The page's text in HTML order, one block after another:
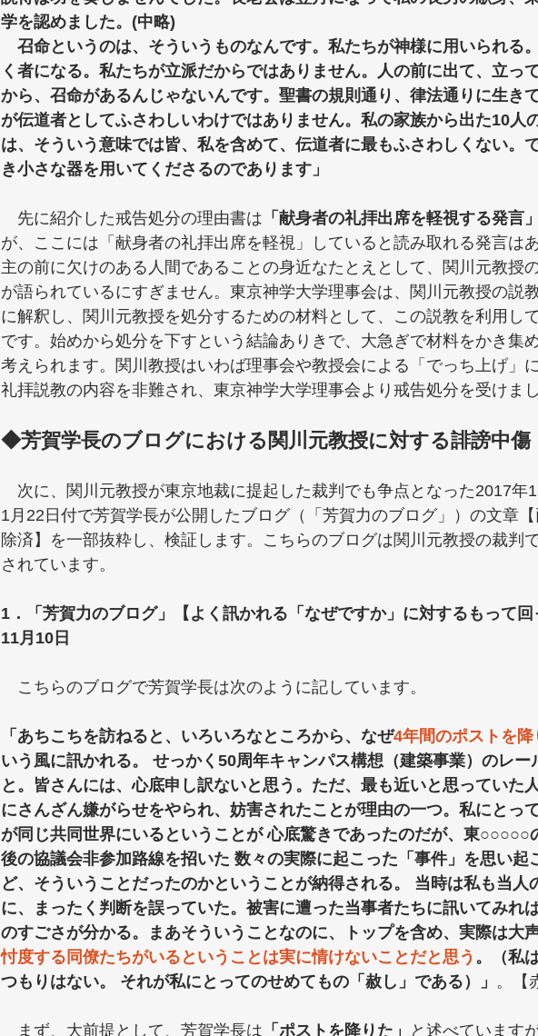
学を認めました。(中略)
召命というのは、そういうものなんです。私たちが神様に用いられる
く者になる。私たちが立派だからではありません。人の前に出て、立っ
から、召命があるんじゃないんです。聖書の規則通り、律法通りに生き
が伝道者としてふさわしいわけではありません。私の家族から出た10人
は、そういう意味では皆、私を含めて、伝道者に最もふさわしくない。
き小さな器を用いてくださるのであります」
先に紹介した戒告処分の理由書は 「献身者の礼拝出席を軽視する発言」
が、ここには「献身者の礼拝出席を軽視」していると読み取れる発言は
主の前に欠けのある人間であることの身近なたとえとして、関川元教授
が語られているにすぎません。東京神学大学理事会は、関川元教授の説
に解釈し、関川元教授を処分するための材料として、この説教を利用し
です。始めから処分を下すという結論ありきで、大急ぎで材料をかき集
考えられます。関川教授はいわば理事会や教授会による「でっち上げ」
礼拝説教の内容を非難され、東京神学大学理事会より戒告処分を受けまし
◆芳賀学長のブログにおける関川元教授に対する誹謗中傷
次に、関川元教授が東京地裁に提起した裁判でも争点となった2017年
1月22日付で芳賀学長が公開したブログ（「芳賀力のブログ」）の文章
除済】を一部抜粋し、検証します。こちらのブログは関川元教授の裁判
されています。
1．「芳賀力のブログ」【よく訊かれる「なぜですか」に対するもって
11月10日
こちらのブログで芳賀学長は次のように記しています。
「あちこちを訪ねると、いろいろなところから、なぜ4年間のポストを降
いう風に訊かれる。 せっかく50周年キャンパス構想（建築事業）のレー
と。皆さんには、心底申し訳ないと思う。ただ、最も近いと思っていた人
にさんざん嫌がらせをやられ、妨害されたことが理由の一つ。私にとっ
が同じ共同世界にいるということが 心底驚きであったのだが、東○○○○○
後の協議会非参加路線を招いた 数々の実際に起こった「事件」を思い起
ど、そういうことだったのかということが納得される。 当時は私も当人
に、まったく判断を誤っていた。被害に遭った当事者たちに訊いてみれ
のすごさが分かる。まあそういうことなのに、トップを含め、実際は大
忖度する同僚たちがいるということは実に情けないことだと思う 。（私
つもりはない。 それが私にとってのせめてもの「赦し」である）」 。【
まず、大前提として、芳賀学長は 「ポストを降りた」 と述べています